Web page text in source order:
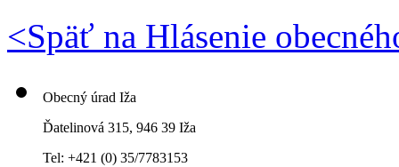
<Späť na Hlásenie
Obecný úrad Iža
Ďatelinová 315, 946 39 Iža
Tel: +421 (0) 35/7783153